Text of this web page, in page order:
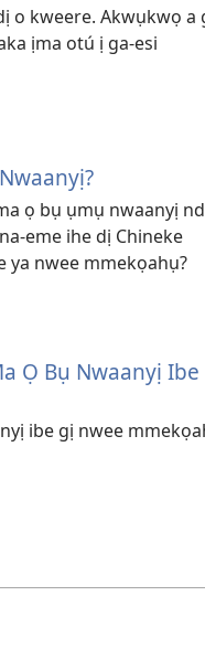
o kweere. Akwụkwọ a
ịma otú ị ga-esi
ọ bụ ụmụ nwaanyị
eme ihe dị Chineke
ya nwee mmekọahụ?
Ọ Bụ Nwaanyị Ibe
ibe gị nwee